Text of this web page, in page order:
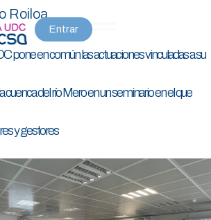
Entrar
Roiloa
pone en común las actuaciones vinculadas a su
cuenca del río Mero en un seminario en el que
y gestores